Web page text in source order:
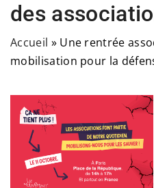
des
Accueil » Une rentrée
mobilisation pour la